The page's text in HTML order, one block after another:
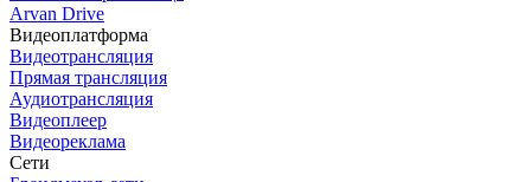
Arvan Drive
Видеоплатформа
Видеотрансляция
Прямая трансляция
Аудиотрансляция
Видеоплеер
Видеореклама
Сети